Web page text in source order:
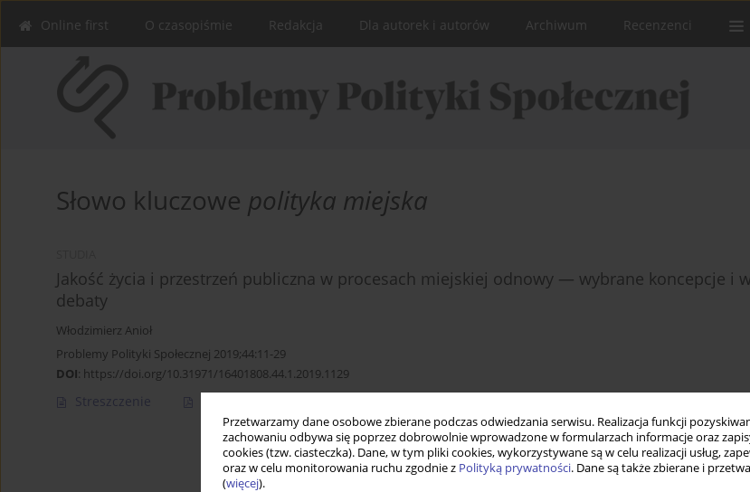
Przetwarzamy dane osobowe zbierane podczas odwiedzania serwisu. Realizacja funkcji
zachowaniu odbywa się poprzez dobrowolnie wprowadzone w formularzach informacje oraz
cookies (tzw. ciasteczka). Dane, w tym pliki cookies, wykorzystywane są w celu realizacji usług,
oraz w celu monitorowania ruchu zgodnie z Polityką prywatności. Dane są także zbierane i
(więcej).
Online first O czasopiśmie Redakcja Dla autorek i autorów Archiwum Recenzenci
Słowo kluczowe polityka miejska
Jakość życia i przestrzeń publiczna w procesach miejskiej odnowy — wybrane koncepcje i
debaty
Włodzimierz Anioł
Problemy Polityki Społecznej 2019;44:11-29
DOI: https://doi.org/10.31971/16401808.44.1.2019.1129
Streszczenie